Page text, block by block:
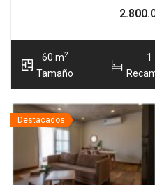
60 m2
Tamaño
1
Destacados